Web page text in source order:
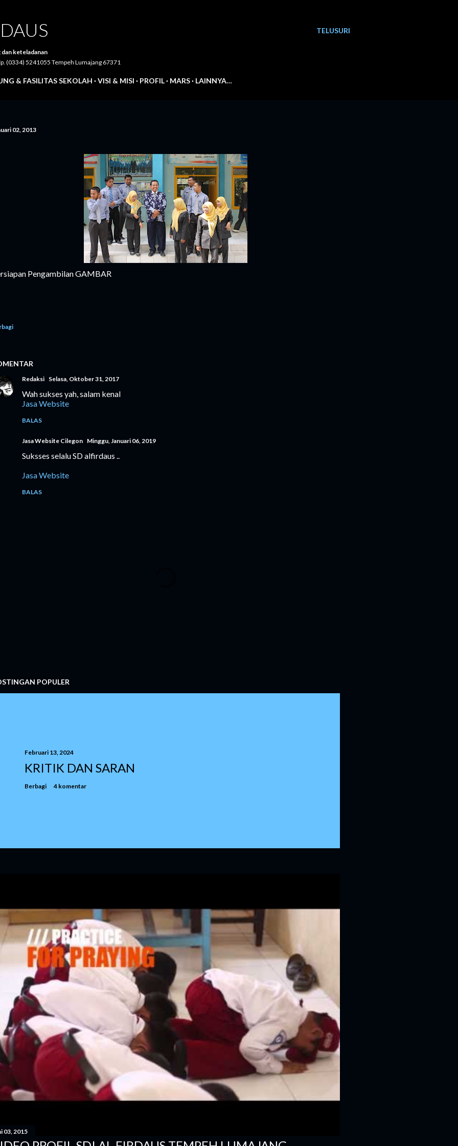
TELUSURI
keteladanan
(0334) 5241055 Tempeh Lumajang 67371
& FASILITAS SEKOLAH VISI & MISI PROFIL MARS LAINNYA…
02, 2013
Pengambilan GAMBAR
Redaksi Selasa, Oktober 31, 2017
Wah sukses yah, salam kenal
Jasa Website
BALAS
Jasa Website Cilegon Minggu, Januari 06, 2019
Suksses selalu SD alfirdaus ..
Jasa Website
BALAS
POPULER
Februari 13, 2024
KRITIK DAN SARAN
Berbagi 4 komentar
03, 2015